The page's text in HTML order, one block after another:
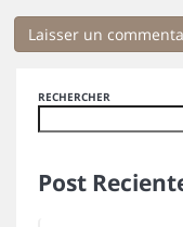
RECHERCHER
Post